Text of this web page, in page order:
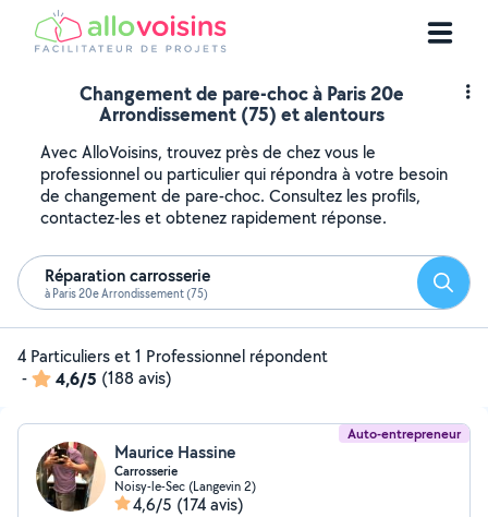
Changement de pare-choc à Paris 20e
Arrondissement (75) et alentours
Avec AlloVoisins, trouvez près de chez vous le
professionnel ou particulier qui répondra à votre besoin
de changement de pare-choc. Consultez les profils,
contactez-les et obtenez rapidement réponse.
Réparation carrosserie
à Paris 20e Arrondissement (75)
4 Particuliers et 1 Professionnel répondent
-
4,6/5 (188 avis)
Auto-entrepreneur
Maurice Hassine
Carrosserie
Noisy-le-Sec (Langevin 2)
4,6/5 (174 avis)